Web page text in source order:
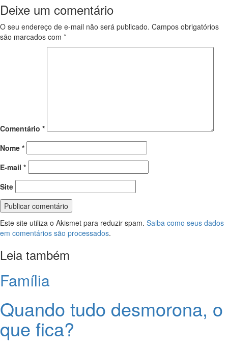
Deixe um comentário
O seu endereço de e-mail não será publicado. Campos obrigatórios
são marcados com *
Comentário *
Nome *
E-mail *
Site
Este site utiliza o Akismet para reduzir spam. Saiba como seus dados
em comentários são processados.
Leia também
Família
Quando tudo desmorona, o
que fica?